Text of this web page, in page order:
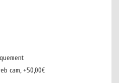
cam, +50,00€